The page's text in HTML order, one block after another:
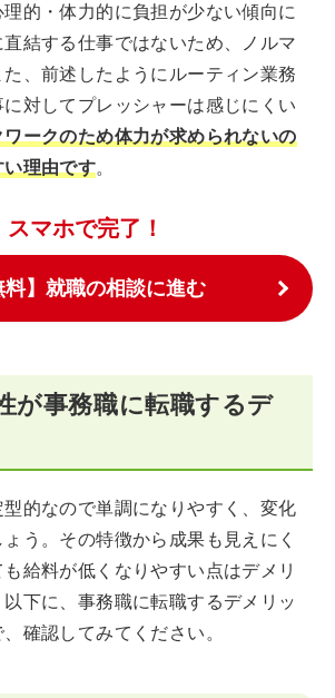
的・体力的に負担が少ない傾向に
結する仕事ではないため、ノルマ
、前述したようにルーティン業務
対してプレッシャーは感じにくい
ワークのため体力が求められないの
理由です。
スマホで完了！
料】就職の相談に進む
が事務職に転職するデ
的なので単調になりやすく、変化
う。その特徴から成果も見えにく
給料が低くなりやすい点はデメリ
下に、事務職に転職するデメリッ
確認してみてください。